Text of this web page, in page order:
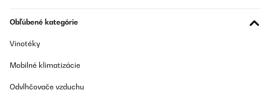
Obľúbené kategórie
Vinotéky
Mobilné klimatizácie
Odvlhčovače vzduchu